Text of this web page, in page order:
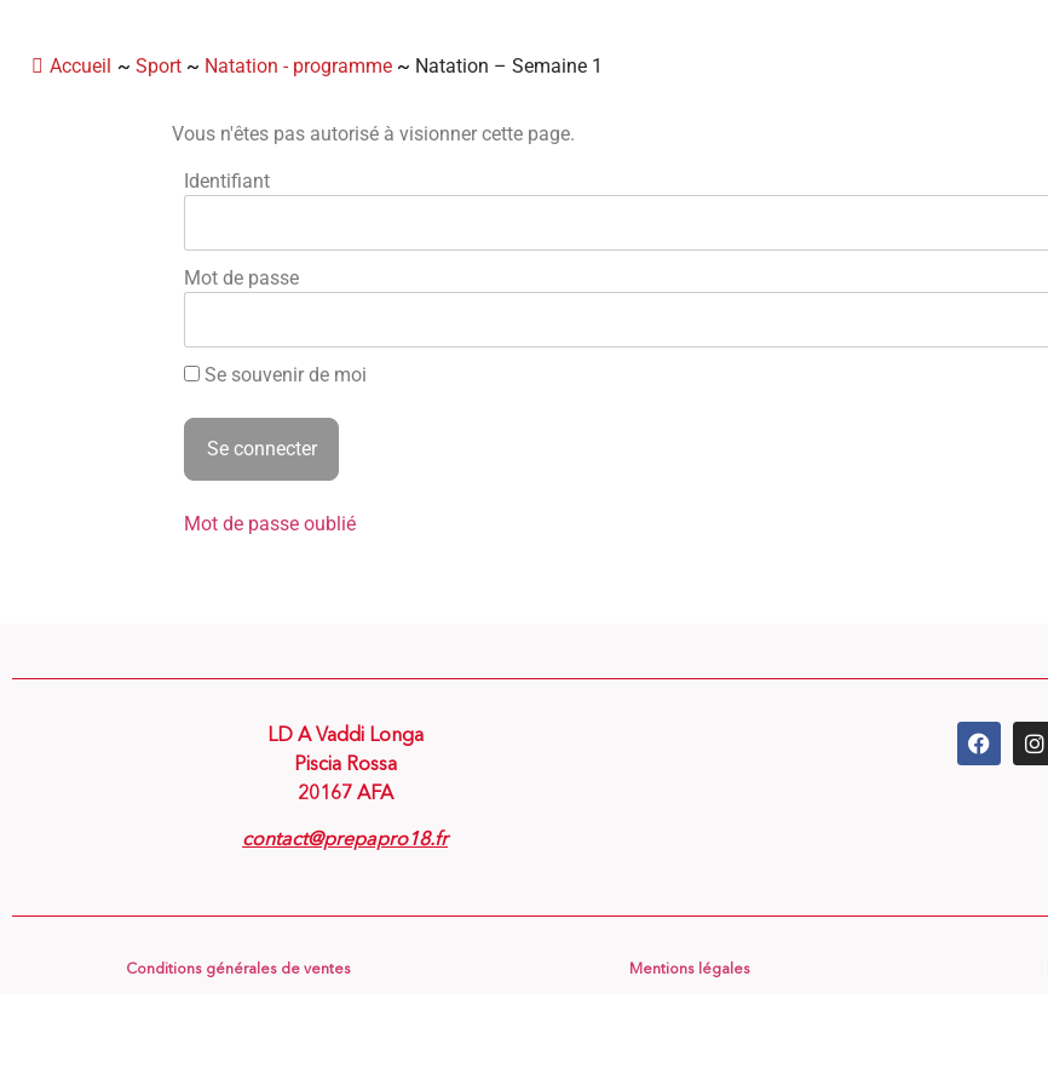
Accueil ~ Sport ~ Natation - programme ~ Natation – Semaine 1
Vous n'êtes pas autorisé à visionner cette page.
Identifiant
Mot de passe
Se souvenir de moi
Mot de passe oublié
LD A Vaddi Longa
Piscia Rossa
20167 AFA
contact@prepapro18.fr
Conditions générales de ventes Mentions légales